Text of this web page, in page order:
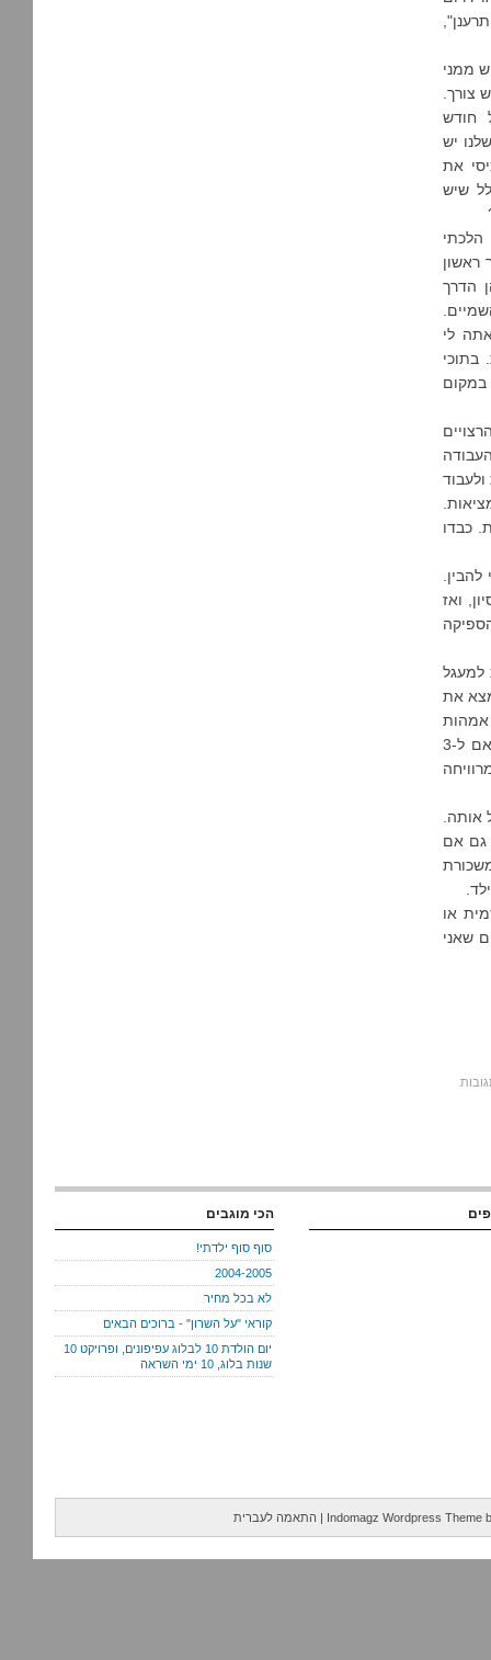
חופש "כדי להתרענן",
ממני
צורך.
כל חודש
יש
את
שיש
הלכתי
ראשון
הדרך
לי
בתוכי
במקום
כבדו
ואז
למעגל
את
אמהות
בשוק העבודה. מצד שני, את הדוגמא שלי בחיים אני לוקחת מאמא שלי, מורה ואם ל-3
אותה.
לי. גם אם
או
שאני
הכי מוגבים
סוף סוף ילדתי!
2004-2005
לא בכל מחיר
קוראי "על השרון" - ברוכים הבאים
יום הולדת 10 לבלוג עפיפונים, ופרויקט 10
שנות בלוג, 10 ימי השראה
Indomagz Wordpress Theme
| התאמה לעברית